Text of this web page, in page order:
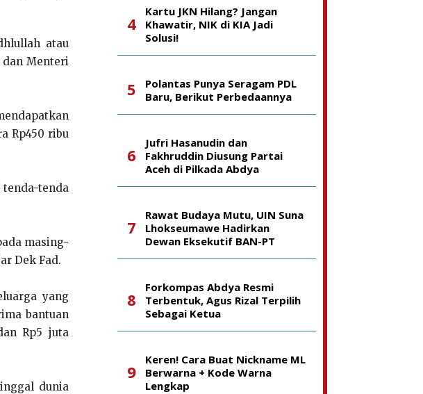
atau
Menteri
Rp450 ribu
tenda
masing-
Dek Fad.
yang
bantuan
Rp5 juta
dunia
Kartu JKN Hilang? Jangan
Khawatir, NIK di KIA Jadi
Solusi!
Polantas Punya Seragam PDL
Baru, Berikut Perbedaannya
Jufri Hasanudin dan
Fakhruddin Diusung Partai
Aceh di Pilkada Abdya
Rawat Budaya Mutu, UIN Suna
Lhokseumawe Hadirkan
Dewan Eksekutif BAN-PT
Forkompas Abdya Resmi
Terbentuk, Agus Rizal Terpilih
Sebagai Ketua
Keren! Cara Buat Nickname ML
Berwarna + Kode Warna
Lengkap